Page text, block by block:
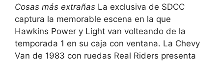
Cosas más extrañas La exclusiva de SDCC
captura la memorable escena en la que
Hawkins Power y Light van volteando de la
temporada 1 en su caja con ventana. La Chevy
Van de 1983 con ruedas Real Riders presenta